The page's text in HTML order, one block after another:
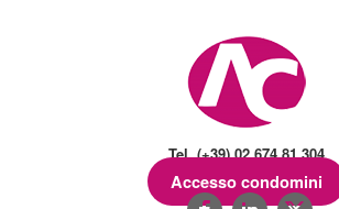
Tel. (+39) 02.674.81.304
Accesso condomini